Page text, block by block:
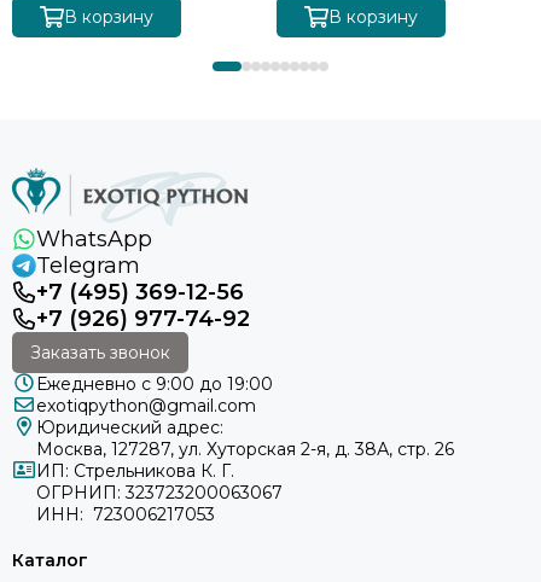
В корзину В корзину
WhatsApp
Telegram
+7 (495) 369-12-56
+7 (926) 977-74-92
Заказать звонок
Ежедневно с 9:00 до 19:00
exotiqpython@gmail.com
Юридический адрес:
Москва, 127287, ул. Хуторская 2-я, д. 38А, стр. 26
ИП: Стрельникова К. Г.
ОГРНИП: 323723200063067
ИНН: 723006217053
Каталог